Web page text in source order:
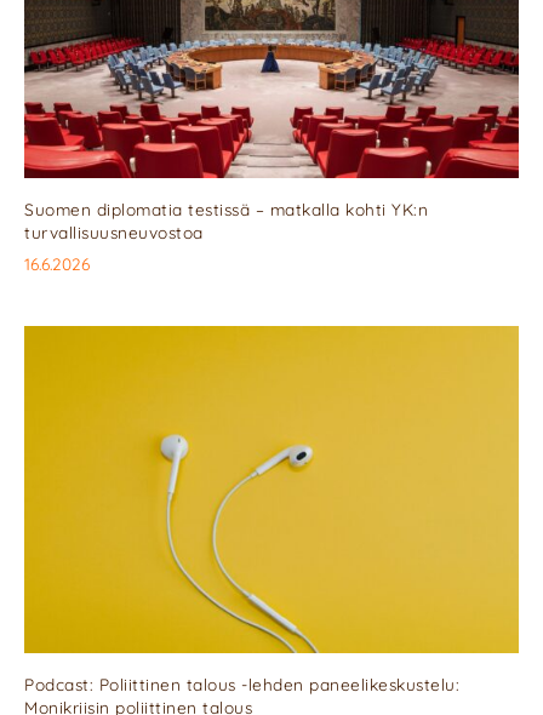
Suomen diplomatia testissä – matkalla kohti YK:n
turvallisuusneuvostoa
16.6.2026
Podcast: Poliittinen talous -lehden paneelikeskustelu:
Monikriisin poliittinen talous